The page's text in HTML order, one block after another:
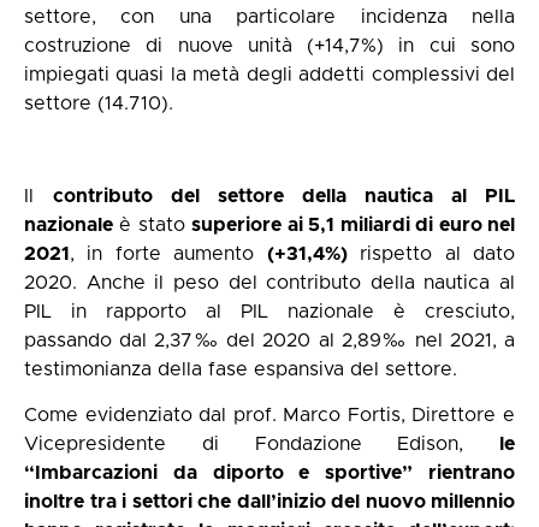
settore, con una particolare incidenza nella
costruzione di nuove unità (+14,7%) in cui sono
impiegati quasi la metà degli addetti complessivi del
settore (14.710).
contributo del settore della nautica al PIL
nazionale è statosuperiore ai 5,1 miliardi di euro nel
2021 , in forte aumento (+31,4%)rispetto al dato
2020. Anche il peso del contributo della nautica al
PIL in rapporto al PIL nazionale è cresciuto,
passando dal 2,37‰ del 2020 al 2,89‰ nel 2021, a
testimonianza della fase espansiva del settore.
Come evidenziato dal prof. Marco Fortis, Direttore e
Vicepresidente di Fondazione Edison,
le
“Imbarcazioni da diporto e sportive” rientrano
inoltre tra i settori che dall’inizio del nuovo millennio